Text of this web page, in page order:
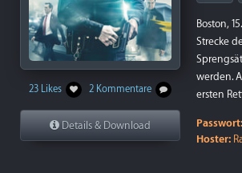
23 Likes 2 Kommentare
Details & Download
Boston,
Strecke
werden.
ersten
Passwort:
Hoster: